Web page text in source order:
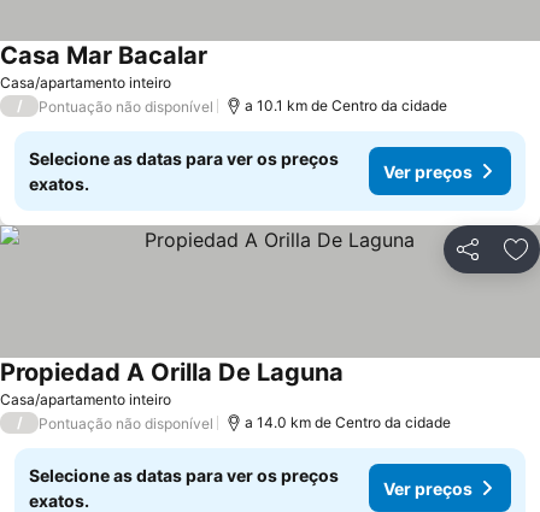
Casa/apartamento inteiro
Casa Mar Bacalar
/ Pontuação não disponível a 10.1 km de Centro da cidade
Selecione as datas para ver os preços
exatos.
Ver preços
Partilhar
Casa/apartamento inteiro
Propiedad A Orilla De Laguna
/ Pontuação não disponível a 14.0 km de Centro da cidade
Selecione as datas para ver os preços
exatos.
Ver preços